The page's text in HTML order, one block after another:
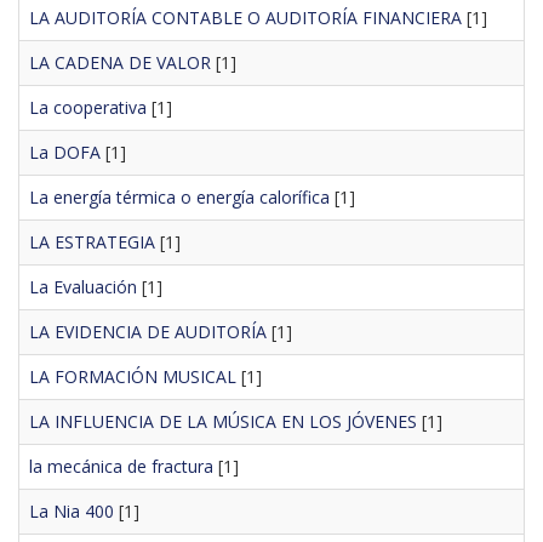
LA AUDITORÍA CONTABLE O AUDITORÍA FINANCIERA [1]
LA CADENA DE VALOR [1]
La cooperativa [1]
La DOFA [1]
La energía térmica o energía calorífica [1]
LA ESTRATEGIA [1]
La Evaluación [1]
LA EVIDENCIA DE AUDITORÍA [1]
LA FORMACIÓN MUSICAL [1]
LA INFLUENCIA DE LA MÚSICA EN LOS JÓVENES [1]
la mecánica de fractura [1]
La Nia 400 [1]